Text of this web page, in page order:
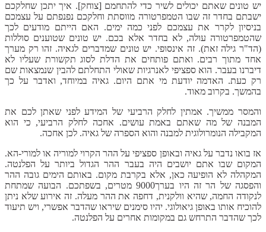
יש טונים שאתם יכולים לשיר כדי להתחמם [צוחק]. איך יתכן שחלקכם
ישבתם בחדר זה שבו הטמפרטורה מווסתת וחלקכם נפנפתם על עצמכם
בניסיון לקרר את עצמכם לפני כמה ימים. האם הייתם מודעים לכך
שהטמפרטורה עולה, לא בחדר אלא בכם. יש טונים שטוענים סוללות
(הד"ר גילה זאת). זה אינסופי. יש טונים שמדברים לגאיה. זהו רק מערך
אחד מתוך רבים. ואתם פותחים את הדלת לסוג תקשורת שעליו לא
דיברנו בעבר. הוא ספציפי לאנרגיות שאולי התחלתם להבין שנמצאות שם
רק כעת. האדמה יודעת מי אתם היום. גאיה במיוחד, ואדבר על כך
בהמשך. בקרוב מאוד.
והמסר ממשיך. אמתין לחלק הרביעי של המידע לפני שאתן לכם את
המבנה של מה שאתם באמת עושים. אחכה לחלק הרביעי, כי הוא
המקבילה הנומרולוגית למבנה והוא הספרה של גאיה. לכן אחכה.
אז בואו נדבר על גאיה ובאופן ספציפי על ההר הקרוי למוריה או למורי-הא.
המקום שבו אתם יושבים היה בעבר ההר הגדול ביותר על הפלנטה.
המקהלה לא הופיעה כאן, אלא בקרבת מקום. באותם הימים גובה ההר
והפסגה של הר זה היו בערך9000 מטרים, בשפתכם. הבועה שמתחת
לנקודה החמה, שהיא וולקנית, דחפה את ההר מעלה. זה אירוע שלא ניתן
להוכיח אותו באופן גיאולוגי. יהיו סימנים שיראו שהדבר אפשרי, ויש תיעוד
לכך שהדבר התרחש גם במקומות אחרים על הפלנטה.